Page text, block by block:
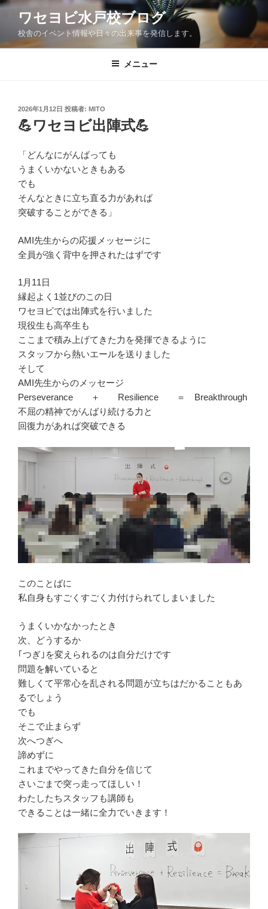
コ
ン
ワセヨビ水戸校ブログ
校舎のイベント情報や日々の出来事を発信します。
メニュー
投
稿
日:
2026年1月12日 投稿者: MITO
💪ワセヨビ出陣式💪
「どんなにがんばっても
うまくいかないときもある
でも
そんなときに立ち直る力があれば
突破することができる」
AMI先生からの応援メッセージに
全員が強く背中を押されたはずです
1月11日
縁起よく1並びのこの日
ワセヨビでは出陣式を行いました
現役生も高卒生も
ここまで積み上げてきた力を発揮できるように
スタッフから熱いエールを送りました
そして
AMI先生からのメッセージ
Perseverance ＋ Resilience ＝ Breakthrough
不屈の精神でがんばり続ける力と
回復力があれば突破できる
このことばに
私自身もすごくすごく力付けられてしまいました
うまくいかなかったとき
次、どうするか
｢つぎ｣を変えられるのは自分だけです
問題を解いていると
難しくて平常心を乱される問題が立ちはだかることもあ
るでしょう
でも
そこで止まらず
次へつぎへ
諦めずに
これまでやってきた自分を信じて
さいごまで突っ走ってほしい！
わたしたちスタッフも講師も
できることは一緒に全力でいきます！